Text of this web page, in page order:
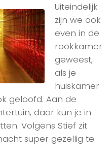
Uiteindelijk
zijn we ook
even in de
rookkamer
geweest,
als je
huiskamer
geloofd. Aan de
daar kun je in
Volgens Stief zit
super gezellig te